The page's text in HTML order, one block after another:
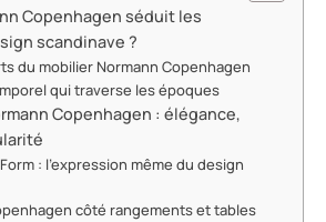
Copenhagen séduit les
scandinave ?
du mobilier Normann Copenhagen
qui traverse les époques
Copenhagen : élégance,
: l’expression même du design
côté rangements et tables